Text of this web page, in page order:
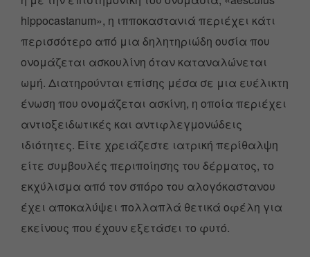
hippocastanum», η ιπποκαστανιά περιέχει κάτι
περισσότερο από μια δηλητηριώδη ουσία που
ονομάζεται ασκουλίνη όταν καταναλώνεται
ωμή. Διατηρούνται επίσης μέσα σε μια ευέλικτη
ένωση που ονομάζεται ασκίνη, η οποία περιέχει
αντιοξειδωτικές και αντιφλεγμονώδεις
ιδιότητες. Είτε χρειάζεστε ιατρική περίθαλψη
είτε συμβουλές περιποίησης του δέρματος, το
εκχύλισμα από τον σπόρο του αλογόκαστανου
έχει αποκαλύψει πολλαπλά θετικά οφέλη για
εκείνους που έχουν εξετάσει το φυτό.